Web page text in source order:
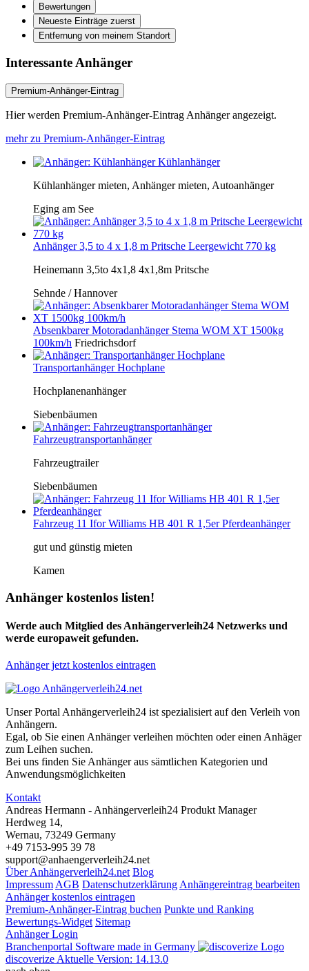
Bewertungen
Neueste Einträge zuerst
Entfernung von meinem Standort
Interessante Anhänger
Premium-Anhänger-Eintrag
Hier werden Premium-Anhänger-Eintrag Anhänger angezeigt.
mehr zu Premium-Anhänger-Eintrag
Kühlanhänger
Kühlanhänger mieten, Anhänger mieten, Autoanhänger
Eging am See
Anhänger 3,5 to 4 x 1,8 m Pritsche Leergewicht 770 kg
Heinemann 3,5to 4x1,8 4x1,8m Pritsche
Sehnde / Hannover
Absenkbarer Motoradanhänger Stema WOM XT 1500kg
100km/h Friedrichsdorf
Transportanhänger Hochplane
Hochplanenanhänger
Siebenbäumen
Fahrzeugtransportanhänger
Fahrzeugtrailer
Siebenbäumen
Fahrzeug 11 Ifor Williams HB 401 R 1,5er Pferdeanhänger
gut und günstig mieten
Kamen
Anhänger kostenlos listen!
Werde auch Mitglied des Anhängerverleih24 Netzwerks und
werde europaweit gefunden.
Anhänger jetzt kostenlos eintragen
Unser Portal Anhängerverleih24 ist spezialisiert auf den Verleih von
Anhängern.
Egal, ob Sie einen Anhänger verleihen möchten oder einen Anhäger
zum Leihen suchen.
Bei uns finden Sie Anhänger aus sämtlichen Kategorien und
Anwendungsmöglichkeiten
Kontakt
Andreas Hermann - Anhängerverleih24 Produkt Manager
Herdweg 14,
Wernau, 73249 Germany
+49 7153-995 39 78
support@anhaengerverleih24.net
Über Anhängerverleih24.net Blog
ImpressumAGB DatenschutzerklärungAnhängereintrag bearbeiten
Anhänger kostenlos eintragen
Premium-Anhänger-Eintrag buchen Punkte und Ranking
Bewertungs-Widget Sitemap
Anhänger Login
Branchenportal Software made in Germany
discoverizeAktuelle Version: 14.13.0